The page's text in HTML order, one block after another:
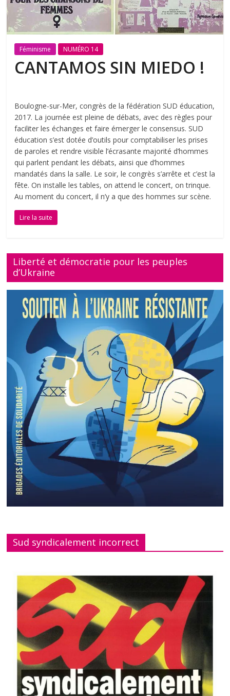
Féminisme NUMÉRO 14
CANTAMOS SIN MIEDO !
Boulogne-sur-Mer, congrès de la fédération SUD éducation,
2017. La journée est pleine de débats, avec des règles pour
faciliter les échanges et faire émerger le consensus. SUD
éducation s’est dotée d’outils pour comptabiliser les prises
de paroles et rendre visible l’écrasante majorité d’hommes
qui parlent pendant les débats, ainsi que d’hommes
mandatés dans la salle. Le soir, le congrès s’arrête et c’est la
fête. On installe les tables, on attend le concert, on trinque.
Au moment du concert, il n’y a que des hommes sur scène.
Lire la suite
Liberté et démocratie pour les peuples
d’Ukraine
Sud syndicalement incorrect